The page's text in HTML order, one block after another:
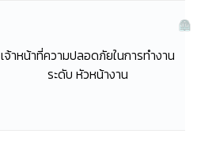
เจ้าหน้าที่ความปลอดภัยในการทำงาน
ระดับ หัวหน้างาน